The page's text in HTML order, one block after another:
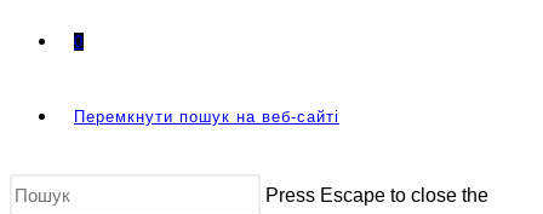
0
Перемкнути пошук на веб-сайті
Press Escape to close the